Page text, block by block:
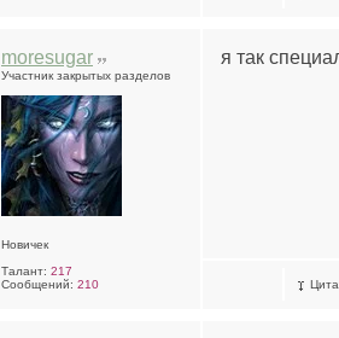
moresugar
Участник закрытых разделов
Новичек
Талант: 217
Сообщений: 210
я так